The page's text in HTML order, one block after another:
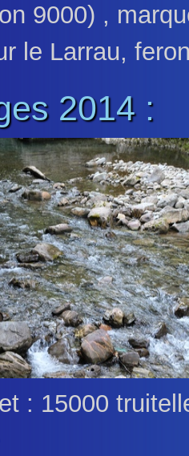
9000) ,
le Larrau,
2014 :
: 15000